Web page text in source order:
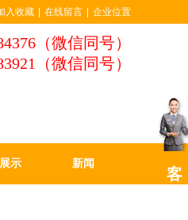
（微信同号）
（微信同号）
入收藏 在线留言 企业位置
示 新闻
客